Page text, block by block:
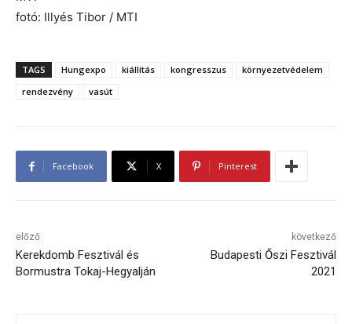
fotó: Illyés Tibor / MTI
TAGS Hungexpo kiállítás kongresszus
környezetvédelem
rendezvény
vasút
Facebook X Pinterest
előző
Kerekdomb Fesztivál és
Bormustra Tokaj-Hegyalján
következő
Budapesti Őszi Fesztivál
2021